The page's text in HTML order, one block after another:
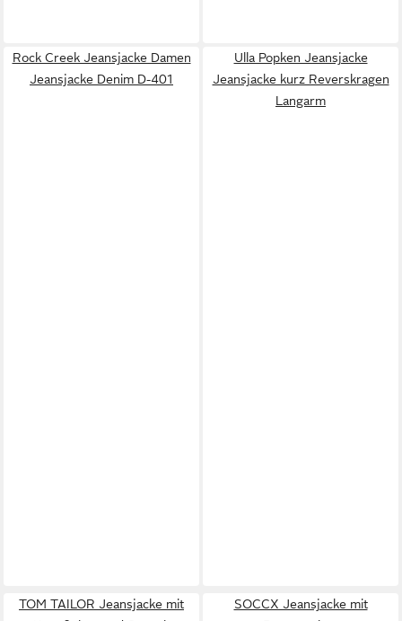
Rock Creek Jeansjacke Damen
Jeansjacke Denim D-401
Ulla Popken Jeansjacke
Jeansjacke kurz Reverskragen
Langarm
TOM TAILOR Jeansjacke mit
SOCCX Jeansjacke mit